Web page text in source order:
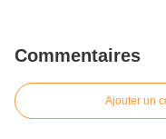
Commentaires
Ajouter un